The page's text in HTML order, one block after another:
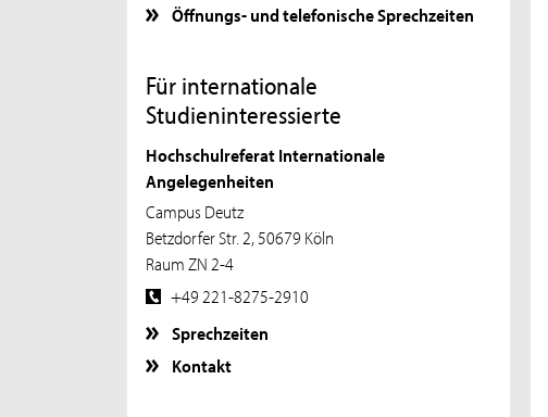
Öffnungs- und telefonische Sprechzeiten
Für internationale
Studieninteressierte
Hochschulreferat Internationale
Angelegenheiten
Campus Deutz
Betzdorfer Str. 2, 50679 Köln
Raum ZN 2-4
+49 221-8275-2910
Sprechzeiten
Kontakt